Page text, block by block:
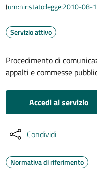
(urn:nir:stato:legge:2010-08-
Servizio attivo
Procedimento di
appalti e commesse
Accedi al servizio
Condividi
Normativa di riferimento